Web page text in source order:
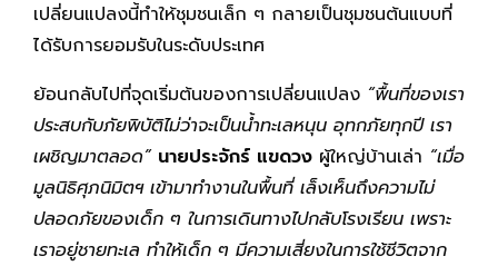
เปลี่ยนแปลงนี้ทำให้ชุมชนเล็ก ๆ กลายเป็นชุมชนต้นแบบที่
ได้รับการยอมรับในระดับประเทศ
ย้อนกลับไปที่จุดเริ่มต้นของการเปลี่ยนแปลง “พื้นที่ของเรา
ประสบกับภัยพิบัติไม่ว่าจะเป็นน้ำทะเลหนุน อุทกภัยทุกปี เรา
เผชิญมาตลอด” นายประจักร์ แขดวง ผู้ใหญ่บ้านเล่า “เมื่อ
มูลนิธิศุภนิมิตฯ เข้ามาทำงานในพื้นที่ เล็งเห็นถึงความไม่
ปลอดภัยของเด็ก ๆ ในการเดินทางไปกลับโรงเรียน เพราะ
เราอยู่ชายทะเล ทำให้เด็ก ๆ มีความเสี่ยงในการใช้ชีวิตจาก